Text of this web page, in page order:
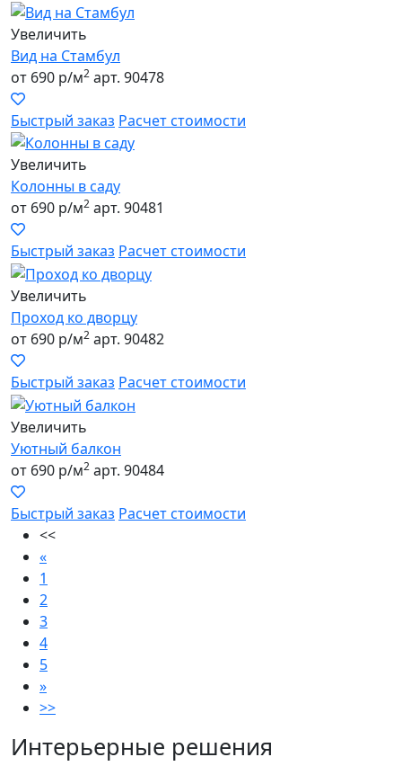
Увеличить
Вид на Стамбул
от 690 р/м2 арт. 90478
Быстрый заказ Расчет стоимости
Увеличить
Колонны в саду
от 690 р/м2 арт. 90481
Быстрый заказ Расчет стоимости
Увеличить
Проход ко дворцу
от 690 р/м2 арт. 90482
Быстрый заказ Расчет стоимости
Увеличить
Уютный балкон
от 690 р/м2 арт. 90484
Быстрый заказ Расчет стоимости
<<
«
1
2
3
4
5
»
>>
Интерьерные решения